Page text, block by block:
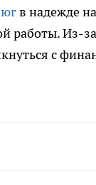
в надежде
работы. Из-
с